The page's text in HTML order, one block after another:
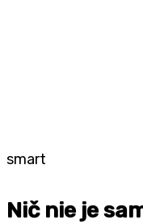
smart
Nič nie je